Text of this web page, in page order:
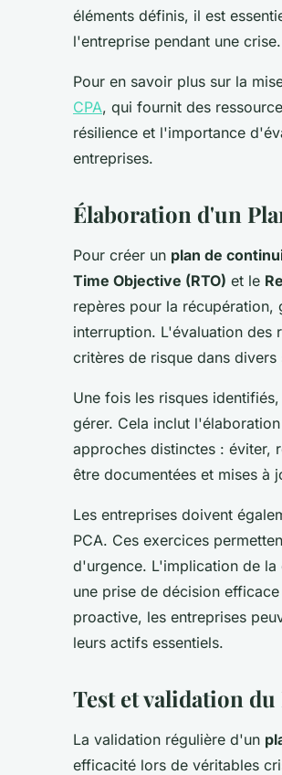
éléments définis, il est
l'entreprise pendant une crise.
Pour en savoir plus sur la
CPA, qui fournit des
résilience et l'importance
entreprises.
Élaboration d'un
Pour créer un plan de
Time Objective (RTO) et le
repères pour la récupération,
interruption. L'évaluation des
critères de risque dans divers
Une fois les risques
gérer. Cela inclut
approches distinctes : éviter,
être documentées et mises à
Les entreprises doivent
PCA. Ces exercices
d'urgence. L'implication de
une prise de décision
proactive, les entreprises
leurs actifs essentiels.
Test et validation du
La validation régulière d'un
efficacité lors de véritables